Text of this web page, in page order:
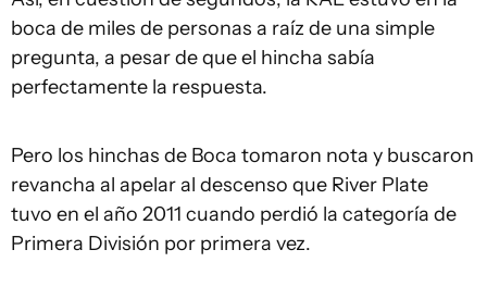
boca de miles de personas a raíz de una simple
pregunta, a pesar de que el hincha sabía
perfectamente la respuesta.
Pero los hinchas de Boca tomaron nota y buscaron
revancha al apelar al descenso que River Plate
tuvo en el año 2011 cuando perdió la categoría de
Primera División por primera vez.